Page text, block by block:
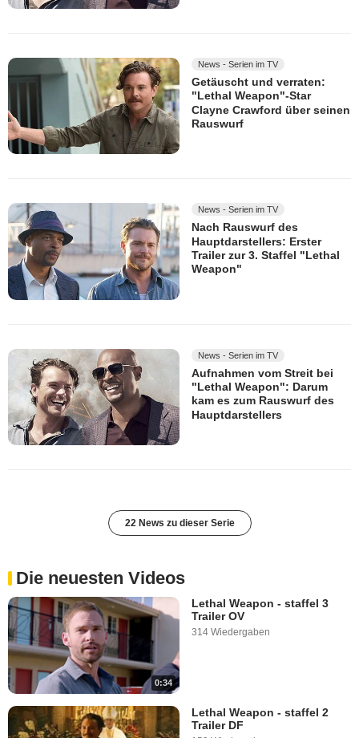
News - Serien im TV
Getäuscht und verraten:
"Lethal Weapon"-Star
Clayne Crawford über seinen
Rauswurf
News - Serien im TV
Nach Rauswurf des
Hauptdarstellers: Erster
Trailer zur 3. Staffel "Lethal
Weapon"
News - Serien im TV
Aufnahmen vom Streit bei
"Lethal Weapon": Darum
kam es zum Rauswurf des
Hauptdarstellers
22 News zu dieser Serie
Die neuesten Videos
0:34
Lethal Weapon - staffel 3
Trailer OV
314 Wiedergaben
Lethal Weapon - staffel 2
Trailer DF